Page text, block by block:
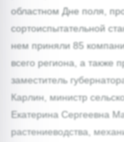
областном Дне поля,
сортоиспытательной
нем приняли 85
всего региона, а также
заместитель
Карлин, министр
Екатерина Сергеевна
растениеводства,